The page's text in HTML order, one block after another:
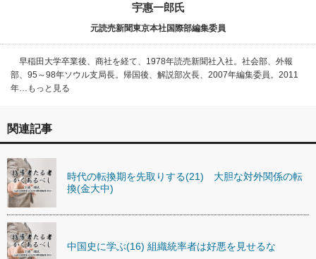
宇惠一郎氏
元読売新聞東京本社国際部編集委員
早稲田大学卒業後、商社を経て、1978年読売新聞社入社。社会部、外報
部、95～98年ソウル支局長。帰国後、解説部次長、2007年編集委員。2011
年…もっと見る
関連記事
時代の転換期を先取りする(21) 大胆な対外関係の転
換(金大中)
中国史に学ぶ(16) 組織統率者は好悪を見せるな